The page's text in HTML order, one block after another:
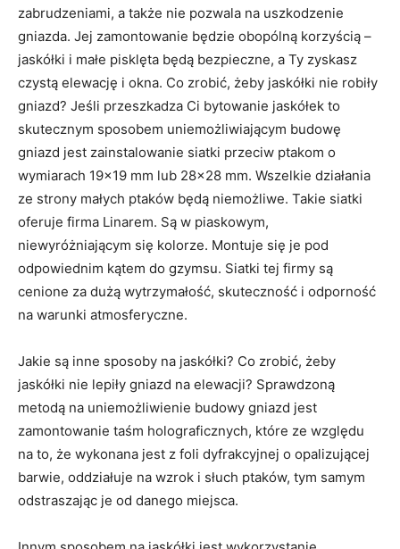
zabrudzeniami, a także nie pozwala na uszkodzenie
gniazda. Jej zamontowanie będzie obopólną korzyścią –
jaskółki i małe pisklęta będą bezpieczne, a Ty zyskasz
czystą elewację i okna. Co zrobić, żeby jaskółki nie robiły
gniazd? Jeśli przeszkadza Ci bytowanie jaskółek to
skutecznym sposobem uniemożliwiającym budowę
gniazd jest zainstalowanie siatki przeciw ptakom o
wymiarach 19×19 mm lub 28×28 mm. Wszelkie działania
ze strony małych ptaków będą niemożliwe. Takie siatki
oferuje firma Linarem. Są w piaskowym,
niewyróżniającym się kolorze. Montuje się je pod
odpowiednim kątem do gzymsu. Siatki tej firmy są
cenione za dużą wytrzymałość, skuteczność i odporność
na warunki atmosferyczne.
Jakie są inne sposoby na jaskółki? Co zrobić, żeby
jaskółki nie lepiły gniazd na elewacji? Sprawdzoną
metodą na uniemożliwienie budowy gniazd jest
zamontowanie taśm holograficznych, które ze względu
na to, że wykonana jest z foli dyfrakcyjnej o opalizującej
barwie, oddziałuje na wzrok i słuch ptaków, tym samym
odstraszając je od danego miejsca.